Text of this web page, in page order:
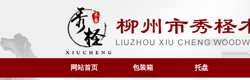
网站首页 包装箱 托盘